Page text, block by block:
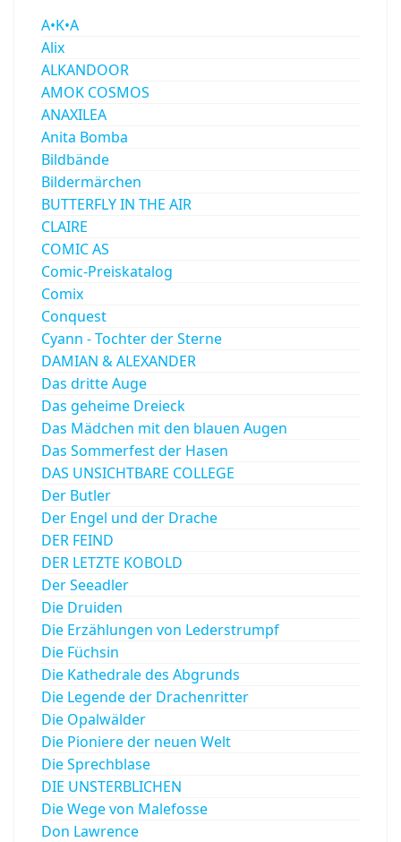
A•K•A
Alix
ALKANDOOR
AMOK COSMOS
ANAXILEA
Anita Bomba
Bildbände
Bildermärchen
BUTTERFLY IN THE AIR
CLAIRE
COMIC AS
Comic-Preiskatalog
Comix
Conquest
Cyann - Tochter der Sterne
DAMIAN & ALEXANDER
Das dritte Auge
Das geheime Dreieck
Das Mädchen mit den blauen Augen
Das Sommerfest der Hasen
DAS UNSICHTBARE COLLEGE
Der Butler
Der Engel und der Drache
DER FEIND
DER LETZTE KOBOLD
Der Seeadler
Die Druiden
Die Erzählungen von Lederstrumpf
Die Füchsin
Die Kathedrale des Abgrunds
Die Legende der Drachenritter
Die Opalwälder
Die Pioniere der neuen Welt
Die Sprechblase
DIE UNSTERBLICHEN
Die Wege von Malefosse
Don Lawrence